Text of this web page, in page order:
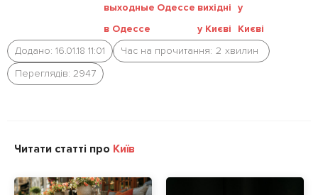
выходные
в Одессе
Одессе вихідні
у Києві
у
Києві
Додано: 16.01.18 11:01 Час на прочитання: 2 хвилин
Переглядів: 2947
Читати статті про Київ